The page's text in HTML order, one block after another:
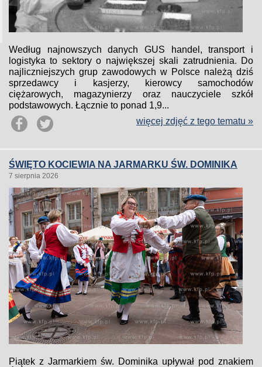
Według najnowszych danych GUS handel, transport i
logistyka to sektory o największej skali zatrudnienia. Do
najliczniejszych grup zawodowych w Polsce należą dziś
sprzedawcy i kasjerzy, kierowcy samochodów
ciężarowych, magazynierzy oraz nauczyciele szkół
podstawowych. Łącznie to ponad 1,9...
więcej zdjęć z tego tematu »
ŚWIĘTO KOCIEWIA NA JARMARKU ŚW. DOMINIKA
7 sierpnia 2026
Piątek z Jarmarkiem św. Dominika upływał pod znakiem